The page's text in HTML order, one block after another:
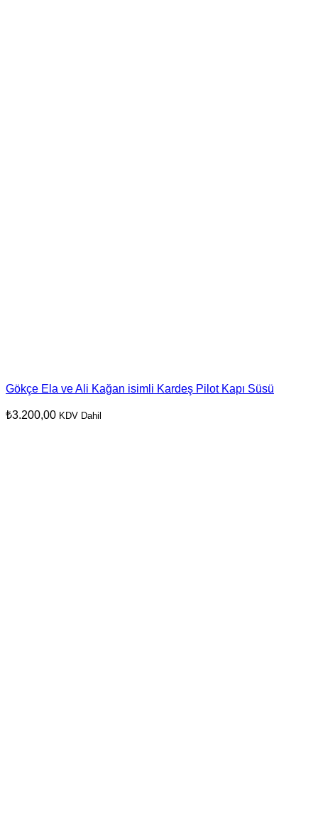
Gökçe Ela ve Ali Kağan isimli Kardeş Pilot Kapı Süsü
₺3.200,00 KDV Dahil